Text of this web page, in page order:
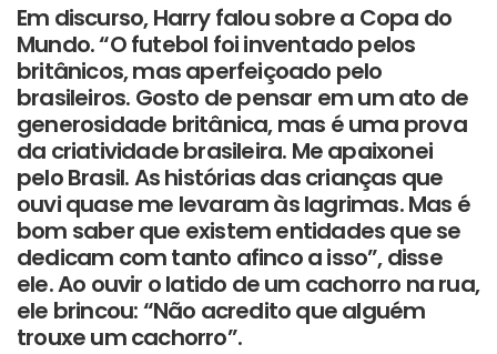
Em discurso, Harry falou sobre a Copa do
Mundo. “O futebol foi inventado pelos
britânicos, mas aperfeiçoado pelo
brasileiros. Gosto de pensar em um ato de
generosidade britânica, mas é uma prova
da criatividade brasileira. Me apaixonei
pelo Brasil. As histórias das crianças que
ouvi quase me levaram às lagrimas. Mas é
bom saber que existem entidades que se
dedicam com tanto afinco a isso”, disse
ele. Ao ouvir o latido de um cachorro na rua,
ele brincou: “Não acredito que alguém
trouxe um cachorro”.